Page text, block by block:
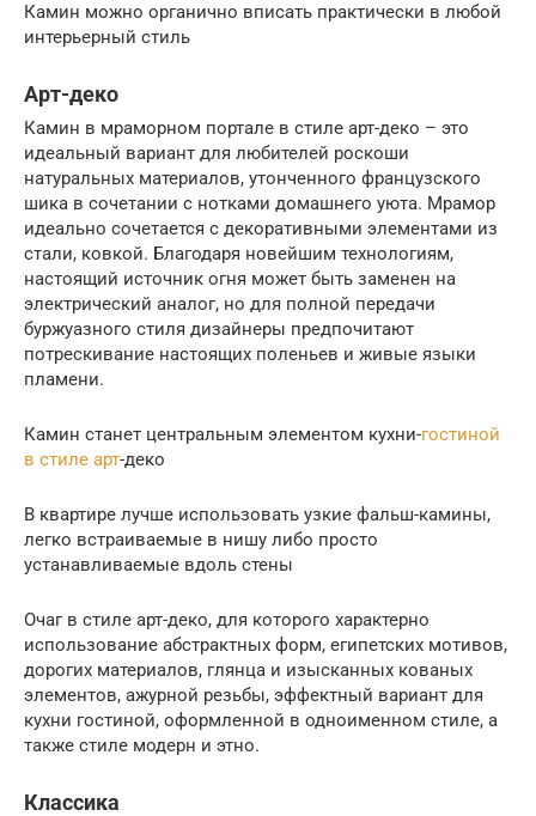
Камин можно органично вписать практически в любой
интерьерный стиль
Арт-деко
Камин в мраморном портале в стиле арт-деко – это
идеальный вариант для любителей роскоши
натуральных материалов, утонченного французского
шика в сочетании с нотками домашнего уюта. Мрамор
идеально сочетается с декоративными элементами из
стали, ковкой. Благодаря новейшим технологиям,
настоящий источник огня может быть заменен на
электрический аналог, но для полной передачи
буржуазного стиля дизайнеры предпочитают
потрескивание настоящих поленьев и живые языки
пламени.
Камин станет центральным элементом кухни-гостиной
в стиле арт-деко
В квартире лучше использовать узкие фальш-камины,
легко встраиваемые в нишу либо просто
устанавливаемые вдоль стены
Очаг в стиле арт-деко, для которого характерно
использование абстрактных форм, египетских мотивов,
дорогих материалов, глянца и изысканных кованых
элементов, ажурной резьбы, эффектный вариант для
кухни гостиной, оформленной в одноименном стиле, а
также стиле модерн и этно.
Классика